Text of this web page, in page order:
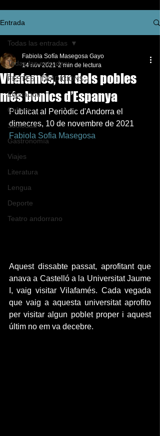
Entrada
Todas las entradas
FESTES I TRADICIONS
Educación
Cultura
Sociedad
Gastronomía
Viajes
Literatura
Lengua
Deporte
Teatro andorrano
Todas las entradas
Vilafamés, un dels pobles
més bonics d’Espanya
Fabiola Sofía Masegosa Gayo
14 nov 2021 2 min de lectura
Publicat al Periòdic d'Andorra el
dimecres, 10 de novembre de 2021
Fabiola Sofia Masegosa
Aquest dissabte passat, aprofitant que
anava a Castelló a la Universitat Jaume
I, vaig visitar Vilafamés. Cada vegada
que vaig a aquesta universitat aprofito
per visitar algun poblet proper i aquest
últim no em va decebre.